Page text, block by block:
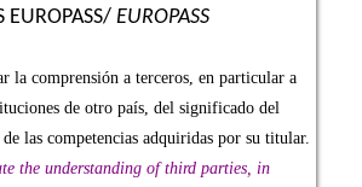
EUROPASS/ EUROPASS
la comprensión a terceros, en particular a
de otro país, del significado del
las competencias adquiridas por su titular.
the understanding of third parties, in